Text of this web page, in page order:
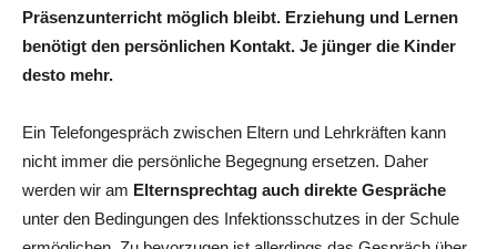
Präsenzunterricht möglich bleibt. Erziehung und Lernen
benötigt den persönlichen Kontakt. Je jünger die Kinder
desto mehr.
Ein Telefongespräch zwischen Eltern und Lehrkräften kann
nicht immer die persönliche Begegnung ersetzen. Daher
werden wir am Elternsprechtag auch direkte Gespräche
unter den Bedingungen des Infektionsschutzes in der Schule